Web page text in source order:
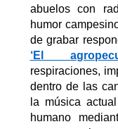
abuelos con
humor
de grabar
‘El
respiraciones,
dentro de las
la música
humano